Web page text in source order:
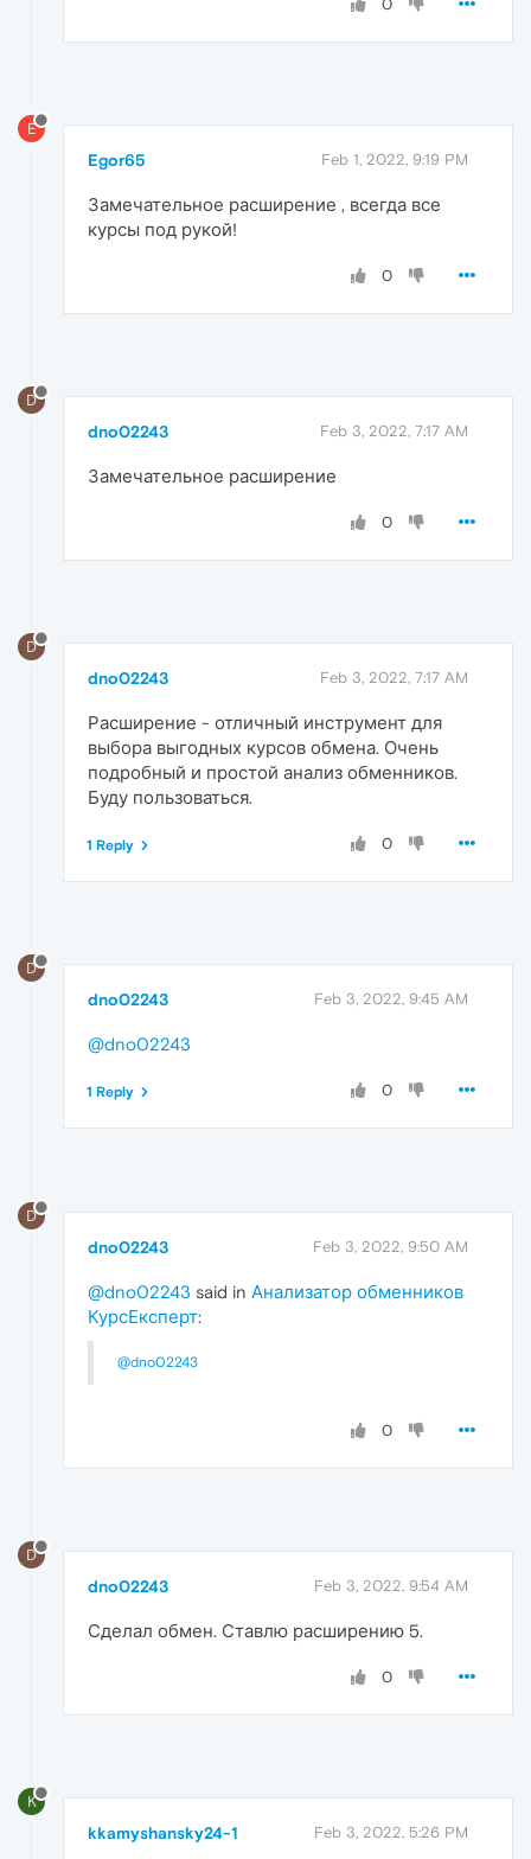
0
E
Egor65 Feb 1, 2022, 9:19 PM
Замечательное расширение , всегда все
курсы под рукой!
0
D
dno02243 Feb 3, 2022, 7:17 AM
Замечательное расширение
0
D
dno02243 Feb 3, 2022, 7:17 AM
Расширение - отличный инструмент для
выбора выгодных курсов обмена. Очень
подробный и простой анализ обменников.
Буду пользоваться.
0
1 Reply
D
dno02243 Feb 3, 2022, 9:45 AM
@dno02243
0
1 Reply
D
dno02243 Feb 3, 2022, 9:50 AM
@dno02243 said in Анализатор обменников
КурсЕксперт:
@dno02243
0
D
dno02243 Feb 3, 2022, 9:54 AM
Сделал обмен. Ставлю расширению 5.
0
K
kkamyshansky24-1 Feb 3, 2022, 5:26 PM